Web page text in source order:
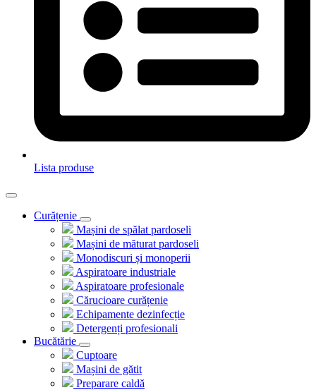
Lista produse
Curățenie
Mașini de spălat pardoseli
Mașini de măturat pardoseli
Monodiscuri și monoperii
Aspiratoare industriale
Aspiratoare profesionale
Cărucioare curățenie
Echipamente dezinfecție
Detergenți profesionali
Bucătărie
Cuptoare
Mașini de gătit
Preparare caldă